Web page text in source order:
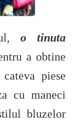
o tinuta
a obtine
piese
cu maneci
bluzelor